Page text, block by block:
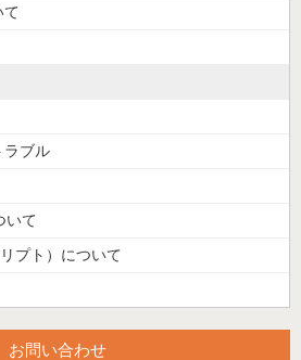
て
ラブル
いて
プト）について
お問い合わせ